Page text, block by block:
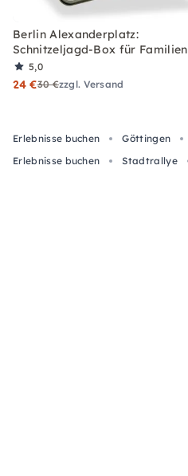
Berlin Alexanderplatz:
Schnitzeljagd-Box für Familien
5,0
24 €30 €zzgl. Versand
Erlebnisse buchen Göttingen
Erlebnisse buchen
Stadtrallye